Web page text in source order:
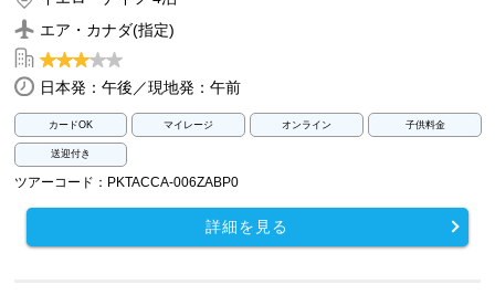
エア・カナダ(指定)
日本発：午後／現地発：午前
カードOK マイレージ オンライン 子供料金
送迎付き
ツアーコード：PKTACCA-006ZABP0
詳細を見る